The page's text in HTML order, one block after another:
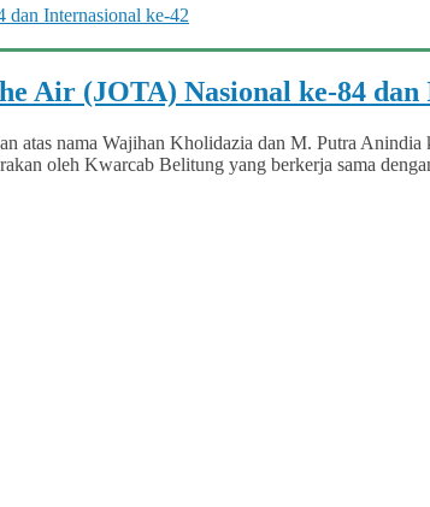
Air (JOTA) Nasional ke-84
atas nama Wajihan Kholidazia dan M. Putra
oleh Kwarcab Belitung yang berkerja sama